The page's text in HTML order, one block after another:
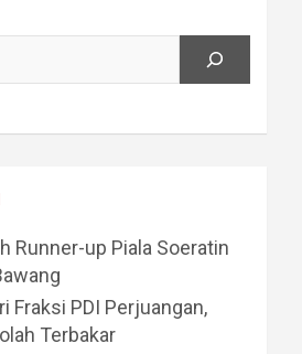
Runner-up Piala Soeratin
Fraksi PDI Perjuangan,
Terbakar